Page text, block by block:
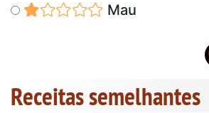
Mau
Receitas semelhantes